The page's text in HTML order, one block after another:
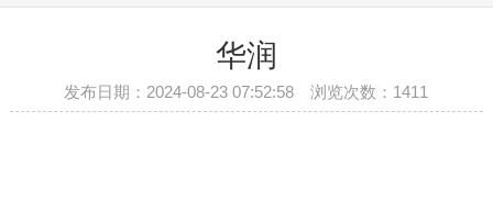
华润
发布日期：2024-08-23 07:52:58 浏览次数： 1411